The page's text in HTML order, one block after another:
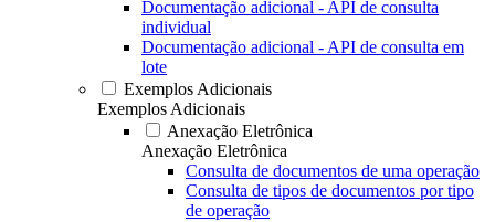
Documentação adicional - API de consulta
individual
Documentação adicional - API de consulta em
lote
Exemplos Adicionais
Exemplos Adicionais
Anexação Eletrônica
Anexação Eletrônica
Consulta de documentos de uma operação
Consulta de tipos de documentos por tipo
de operação